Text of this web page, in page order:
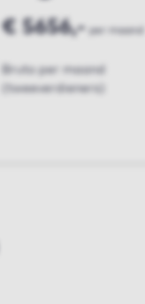
€ 5656,- per maand
Bruto per maand
(tweeverdieners)